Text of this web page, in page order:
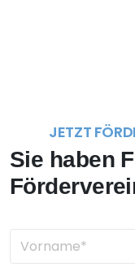
JETZT
Sie haben